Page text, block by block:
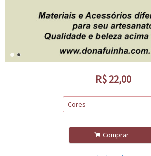
R$ 22,00
. Comprar